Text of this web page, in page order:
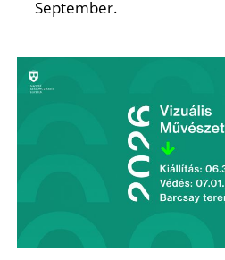
September.